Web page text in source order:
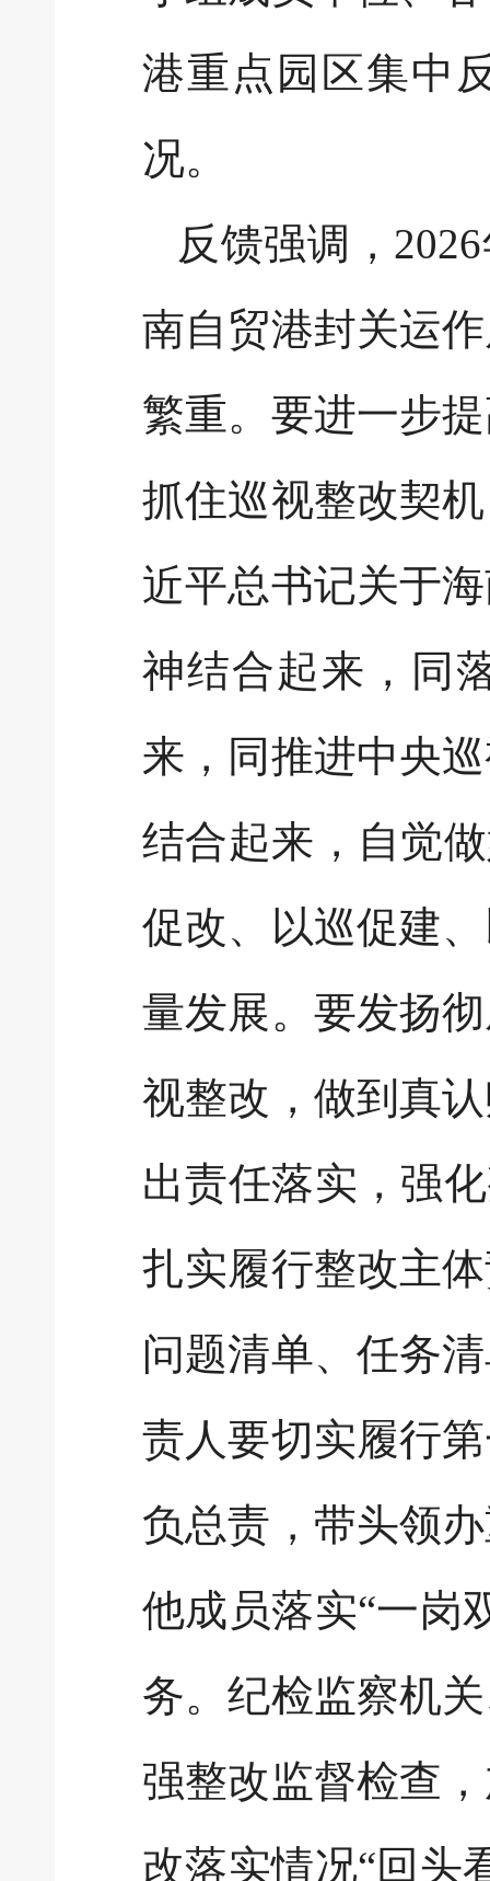
港重点园区集中
况。
反馈强调，
南自贸港封关运
繁重。要进一步
抓住巡视整改契
近平总书记关于
神结合起来，同
来，同推进中央
结合起来，自觉
促改、以巡促建
量发展。要发扬
视整改，做到真
出责任落实，强
扎实履行整改主
问题清单、任务
责人要切实履行
负总责，带头领
他成员落实“一岗
务。纪检监察机
强整改监督检查
改落实情况“回头